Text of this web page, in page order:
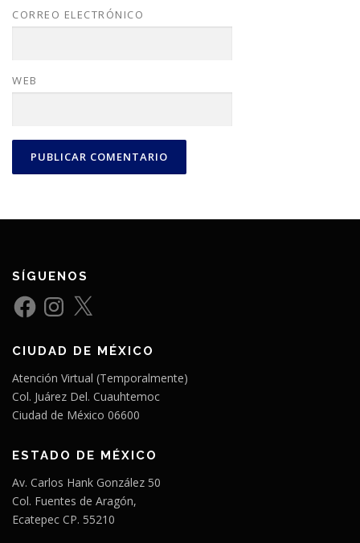
CORREO ELECTRÓNICO
WEB
SÍGUENOS
F
a
b
o
k
n
a
g
a
X
CIUDAD DE MÉXICO
Atención Virtual (Temporalmente)
Col. Juárez Del. Cuauhtemoc
Ciudad de México 06600
ESTADO DE MÉXICO
Av. Carlos Hank González 50
Col. Fuentes de Aragón,
Ecatepec CP. 55210